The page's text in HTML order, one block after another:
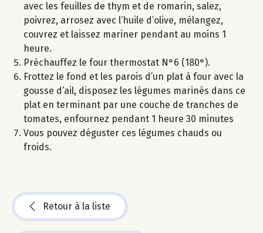
avec les feuilles de thym et de romarin, salez,
poivrez, arrosez avec l’huile d’olive, mélangez,
couvrez et laissez mariner pendant au moins 1
heure.
Préchauffez le four thermostat N°6 (180°).
Frottez le fond et les parois d’un plat à four avec la
gousse d’ail, disposez les légumes marinés dans ce
plat en terminant par une couche de tranches de
tomates, enfournez pendant 1 heure 30 minutes
Vous pouvez déguster ces légumes chauds ou
froids.
Retour à la liste